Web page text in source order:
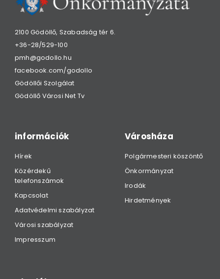
2100 Gödöllő, Szabadság tér 6.
+36-28/529-100
pmh@godollo.hu
facebook.com/godollo
Gödöllői Szolgálat
Gödöllő Városi Net Tv
információk
Hírek
Közérdekű
telefonszámok
Kapcsolat
Adatvédelmi szabályzat
Városi szabályzat
Impresszum
Városháza
Polgármesteri köszöntő
Önkormányzat
Irodák
Hirdetmények